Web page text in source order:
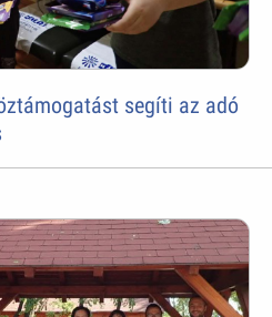
segíti az adó